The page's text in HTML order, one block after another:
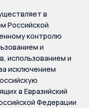
в
Российской
контролю
и
использованием и
исключением
в Евразийский
Федерации